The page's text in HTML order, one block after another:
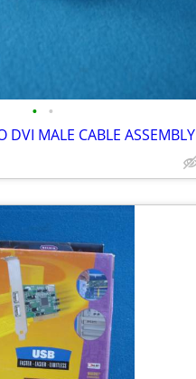
• •
DVI MALE CABLE ASSEMBLY